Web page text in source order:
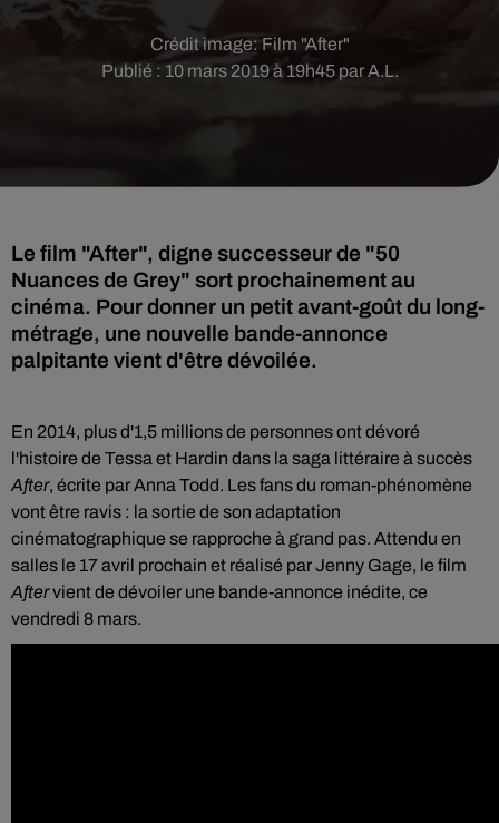
Publié : 10 mars 2019 à 19h45 par A.L.
Crédit image:Film "After"
Le film "After", digne successeur de "50
Nuances de Grey" sort prochainement au
cinéma. Pour donner un petit avant-goût du long-
métrage, une nouvelle bande-annonce
palpitante vient d'être dévoilée.
En 2014, plus d'1,5 millions de personnes ont dévoré
l'histoire de Tessa et Hardin dans la saga littéraire à succès
After, écrite par Anna Todd. Les fans du roman-phénomène
vont être ravis : la sortie de son adaptation
cinématographique se rapproche à grand pas. Attendu en
salles le 17 avril prochain et réalisé par Jenny Gage, le film
Aftervient de dévoiler une bande-annonce inédite, ce
vendredi 8 mars.